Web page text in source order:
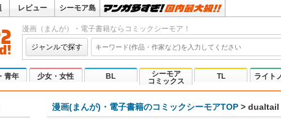
レビュー シーモア島
漫画（まんが）・電子書籍ならコミックシーモア！
ジャンルで探す
青年 少女・女性 BL
シーモア
コミックス
TL ライト
漫画(まんが)・電子書籍のコミックシーモアTOP > dualtail